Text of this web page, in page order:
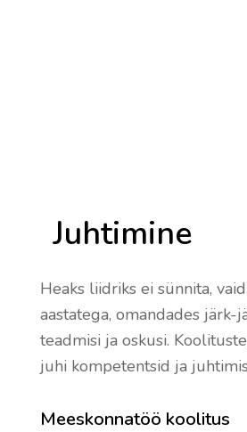
Juhtimine
Heaks liidriks ei sünnita,
aastatega, omandades järk-
teadmisi ja oskusi.
juhi kompetentsid ja
Meeskonnatöö koolitus